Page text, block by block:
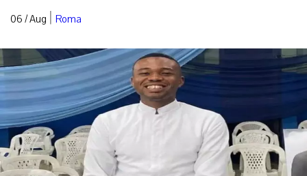
06 / Aug | Roma